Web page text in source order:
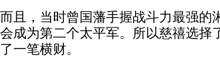
而且，当时曾国藩手握战斗力最强的
会成为第二个太平军。所以慈禧选择
了一笔横财。